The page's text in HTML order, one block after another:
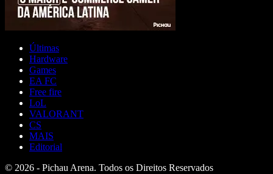
Últimas
Hardware
Games
EA FC
Free fire
LoL
VALORANT
CS
MAIS
Editorial
© 2026 - Pichau Arena. Todos os Direitos Reservados